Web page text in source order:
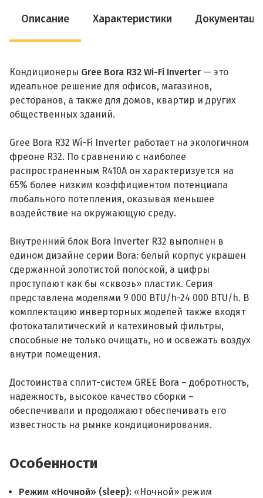
Описание Характеристики
Кондиционеры Gree Bora R32 Wi-Fi Inverter — это
идеальное решение для офисов, магазинов,
ресторанов, а также для домов, квартир и других
общественных зданий.
Gree Bora R32 Wi-Fi Inverter работает на экологичном
фреоне R32. По сравнению с наиболее
распространенным R410A он характеризуется на
65% более низким коэффициентом потенциала
глобального потепления, оказывая меньшее
воздействие на окружающую среду.
Внутренний блок Bora Inverter R32 выполнен в
едином дизайне серии Bora: белый корпус украшен
сдержанной золотистой полоской, а цифры
проступают как бы «сквозь» пластик. Серия
представлена моделями 9 000 BTU/h-24 000 BTU/h. В
комплектацию инверторных моделей также входят
фотокаталитический и катехиновый фильтры,
способные не только очищать, но и освежать воздух
внутри помещения.
Достоинства сплит-систем GREE Bora – добротность,
надежность, высокое качество сборки –
обеспечивали и продолжают обеспечивать его
известность на рынке кондиционирования.
Особенности
Режим «Ночной» (sleep): «Ночной» режим